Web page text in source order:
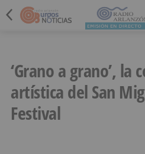
‘Grano a grano’, la
artística del San
Festival